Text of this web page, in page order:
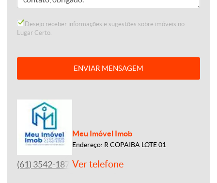
Desejo receber informações e sugestões sobre imóveis no
Lugar Certo.
ENVIAR MENSAGEM
Meu Imóvel Imob
Endereço: R COPAIBA LOTE 01
(61) 3542-1877Ver telefone